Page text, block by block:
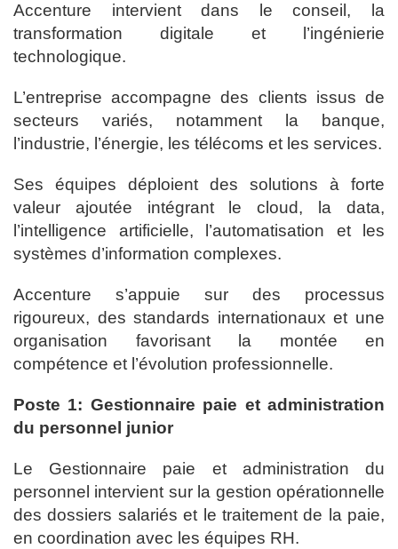
Accenture intervient dans le conseil, la
transformation digitale et l’ingénierie
technologique.
L’entreprise accompagne des clients issus de
secteurs variés, notamment la banque,
l’industrie, l’énergie, les télécoms et les services.
Ses équipes déploient des solutions à forte
valeur ajoutée intégrant le cloud, la data,
l’intelligence artificielle, l’automatisation et les
systèmes d’information complexes.
Accenture s’appuie sur des processus
rigoureux, des standards internationaux et une
organisation favorisant la montée en
compétence et l’évolution professionnelle.
Poste 1: Gestionnaire paie et administration
du personnel junior
Le Gestionnaire paie et administration du
personnel intervient sur la gestion opérationnelle
des dossiers salariés et le traitement de la paie,
en coordination avec les équipes RH.